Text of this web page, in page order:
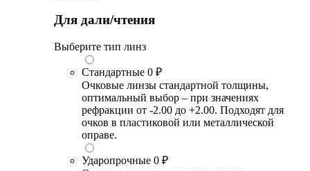
Для дали/чтения
Выберите тип линз
Стандартные 0 ₽
Очковые линзы стандартной толщины,
оптимальный выбор – при значениях
рефракции от -2.00 до +2.00. Подходят для
очков в пластиковой или металлической
оправе.
Ударопрочные 0 ₽